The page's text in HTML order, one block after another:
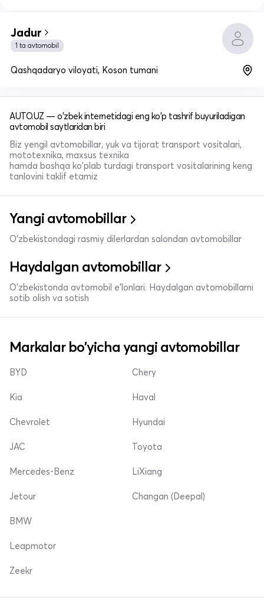
Jadur
1 ta avtomobil
Qashqadaryo viloyati, Koson tumani
AUTO.UZ — o'zbek internetidagi eng ko'p tashrif buyuriladigan
avtomobil saytlaridan biri
Biz yengil avtomobillar, yuk va tijorat transport vositalari,
mototexnika, maxsus texnika
hamda boshqa ko'plab turdagi transport vositalarining keng
tanlovini taklif etamiz
Yangi avtomobillar
O'zbekistondagi rasmiy dilerlardan salondan avtomobillar
Haydalgan avtomobillar
O'zbekistonda avtomobil e’lonlari. Haydalgan avtomobillarni
sotib olish va sotish
Markalar bo'yicha yangi avtomobillar
BYD
Kia
Chevrolet
Chery
Haval
Hyundai
JAC
Mercedes-Benz
Jetour
Toyota
LiXiang
Changan (Deepal)
BMW
Leapmotor
Zeekr